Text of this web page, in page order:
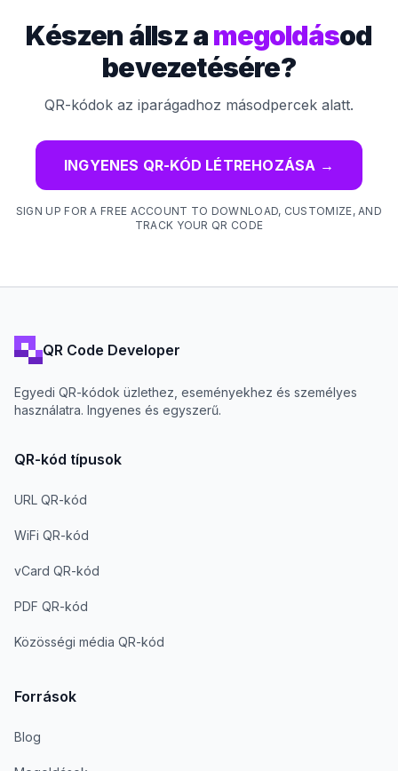
Készen állsz amegoldásod
bevezetésére?
QR-kódok az iparágadhoz másodpercek alatt.
INGYENES QR-KÓD LÉTREHOZÁSA →
SIGN UP FOR A FREE ACCOUNT TO DOWNLOAD, CUSTOMIZE, AND
TRACK YOUR QR CODE
QR Code Developer
Egyedi QR-kódok üzlethez, eseményekhez és személyes
használatra. Ingyenes és egyszerű.
QR-kód típusok
URL QR-kód
WiFi QR-kód
vCard QR-kód
PDF QR-kód
Közösségi média QR-kód
Források
Blog